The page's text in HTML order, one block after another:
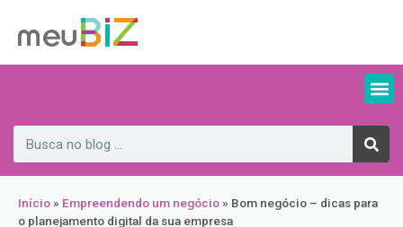
Início » Empreendendo um negócio » Bom negócio – dicas para
o planejamento digital da sua empresa